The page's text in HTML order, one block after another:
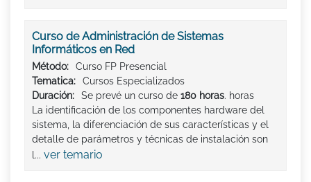
Curso de Administración de Sistemas
Informáticos en Red
Método:
Curso FP Presencial
Tematica:
Cursos Especializados
Duración:
Se prevé un curso de 180 horas. horas
La identificación de los componentes hardware del
sistema, la diferenciación de sus características y el
detalle de parámetros y técnicas de instalación son
l... ver temario